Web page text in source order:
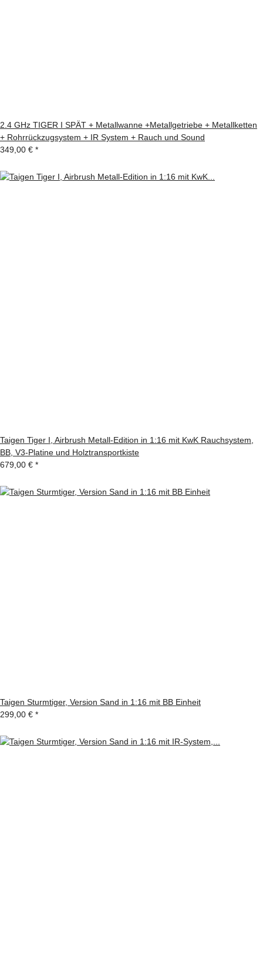
2.4 GHz TIGER I SPÄT + Metallwanne +Metallgetriebe + Metallketten
+ Rohrrückzugsystem + IR System + Rauch und Sound
349,00 € *
Taigen Tiger I, Airbrush Metall-Edition in 1:16 mit KwK Rauchsystem,
BB, V3-Platine und Holztransportkiste
679,00 € *
Taigen Sturmtiger, Version Sand in 1:16 mit BB Einheit
299,00 € *